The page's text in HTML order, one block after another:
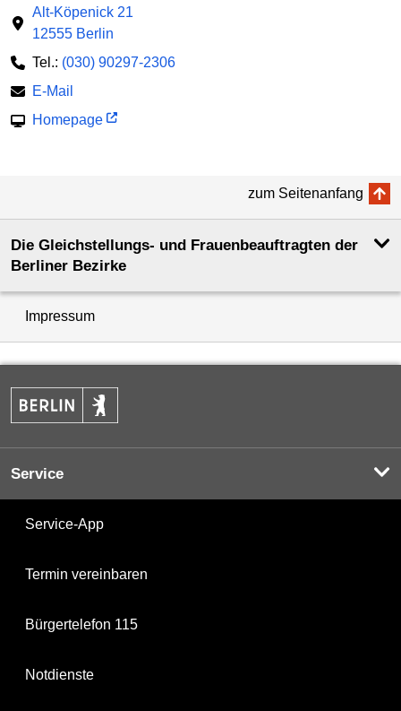
Alt-Köpenick 21
12555 Berlin
Tel.: (030) 90297-2306
E-Mail
Homepage
zum Seitenanfang
Die Gleichstellungs- und Frauenbeauftragten der
Berliner Bezirke
Impressum
Service
Service-App
Termin vereinbaren
Bürgertelefon 115
Notdienste